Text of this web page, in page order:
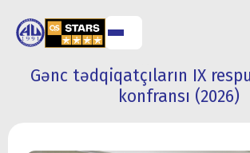
ELMİ
TƏDQİQAT
Gənc tədqiqatçıların IX
konfransı (2026)